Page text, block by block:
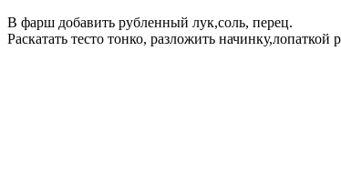
В фарш добавить рубленный лук,соль, перец.
Раскатать тесто тонко, разложить начинку,лопаткой